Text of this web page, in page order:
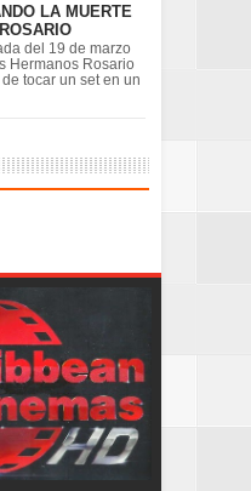
LA MUERTE
del 19 de marzo
Hermanos Rosario
tocar un set en un